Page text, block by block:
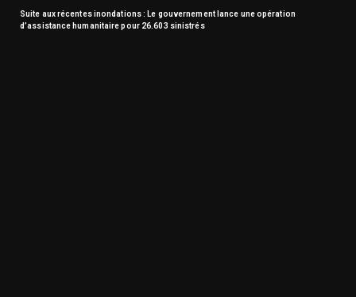
Suite aux récentes inondations : Le gouvernement lance une opération
d’assistance humanitaire pour 26.603 sinistrés